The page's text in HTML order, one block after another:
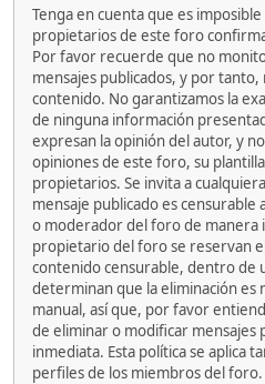
Tenga en cuenta que es
propietarios de este foro
Por favor recuerde que no
mensajes publicados, y por
contenido. No garantizamos la
de ninguna información
expresan la opinión del autor, y
opiniones de este foro, su
propietarios. Se invita a
mensaje publicado es
o moderador del foro de manera
propietario del foro se reservan
contenido censurable, dentro de
determinan que la eliminación es
manual, así que, por favor
de eliminar o modificar mensajes
inmediata. Esta política se aplica
perfiles de los miembros del foro.